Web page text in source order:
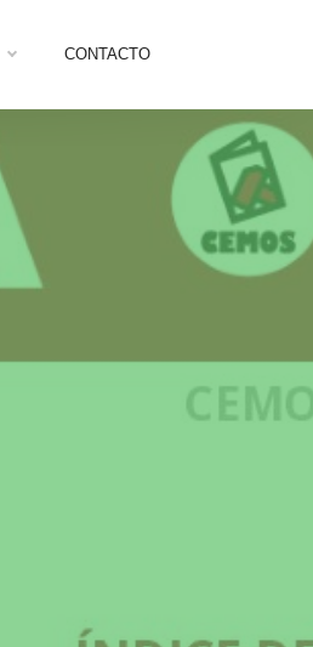
CONTACTO